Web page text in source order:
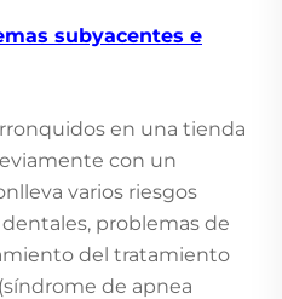
subyacentes e
en una tienda
con un
varios riesgos
problemas de
del tratamiento
de apnea